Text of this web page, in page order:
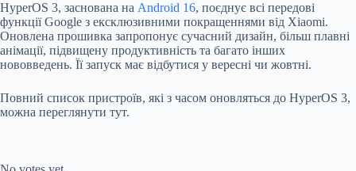
HyperOS 3, заснована на Android 16, поєднує всі передові
функції Google з ексклюзивними покращеннями від Xiaomi.
Оновлена прошивка запропонує сучасний дизайн, більш плавні
анімації, підвищену продуктивність та багато інших
нововведень. Її запуск має відбутися у вересні чи жовтні.
Повний список пристроїв, які з часом оновляться до HyperOS 3,
можна переглянути тут.